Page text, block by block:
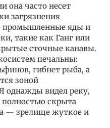
она часто несет
загрязнения
промышленные яды и
такие как Ганг или
сточные канавы.
печальны:
гибнет рыба, а
зоной
однажды видел реку,
полностью скрыта
— зрелище жуткое и